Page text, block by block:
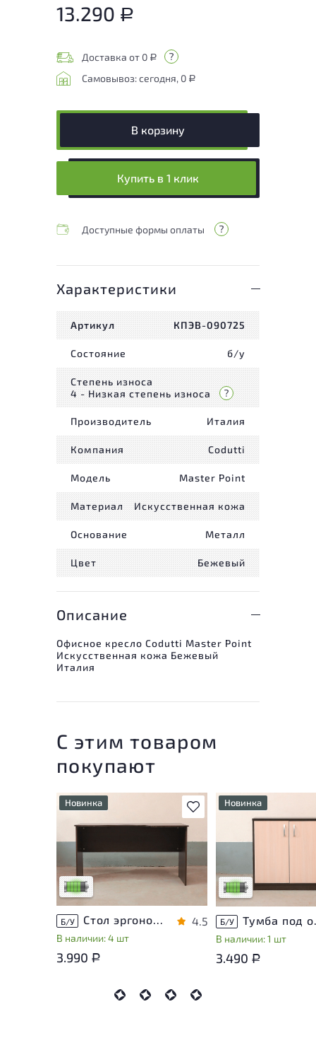
13.290 Р
Доставка от 0 Р
Самовывоз: сегодня, 0 Р
В корзину
Купить в 1 клик
Доступные формы оплаты
Характеристики
Артикул КПЭВ-090725
Состояние б/у
Степень износа
4 - Низкая степень износа
Производитель Италия
Компания Codutti
Модель Master Point
Материал Искусственная кожа
Основание Металл
Цвет Бежевый
Описание
Офисное кресло Codutti Master Point
Искусственная кожа Бежевый
Италия
С этим товаром
покупают
В избранное
Новинка
У товара присутствуют
незначительные следы
эксплуатации, не влияющие
на удобство его
использования
Низкая степень износа
Б/У Стол эргономичный ЛДСП Венге
В наличии: 4 шт
4.5
3.990 Р
Новинка
У товара
незначительные
эксплуатации, не
на удобство его
Низкая степень
Б/У
В наличии: 1 шт
3.490 Р